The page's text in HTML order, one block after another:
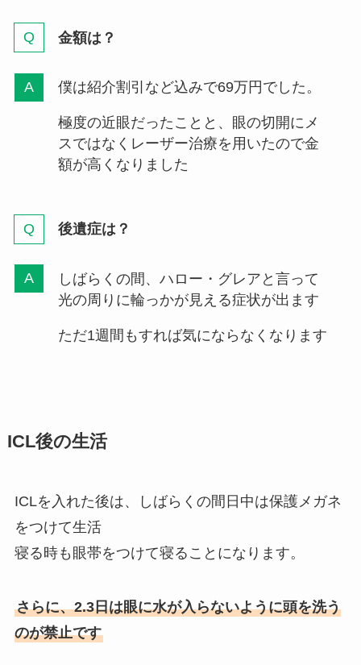
金額は？
僕は紹介割引など込みで69万円でした。
極度の近眼だったことと、眼の切開にメ
スではなくレーザー治療を用いたので金
額が高くなりました
後遺症は？
しばらくの間、ハロー・グレアと言って
光の周りに輪っかが見える症状が出ます
ただ1週間もすれば気にならなくなります
ICL後の生活
ICLを入れた後は、しばらくの間日中は保護メガネ
をつけて生活
寝る時も眼帯をつけて寝ることになります。
さらに、2.3日は眼に水が入らないように頭を洗う
のが禁止です